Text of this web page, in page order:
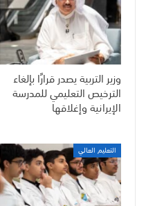
وزير التربية يصدر قرارًا بإلغاء
الترخيص التعليمي للمدرسة
الإيرانية وإغلاقها
التعليم العالي